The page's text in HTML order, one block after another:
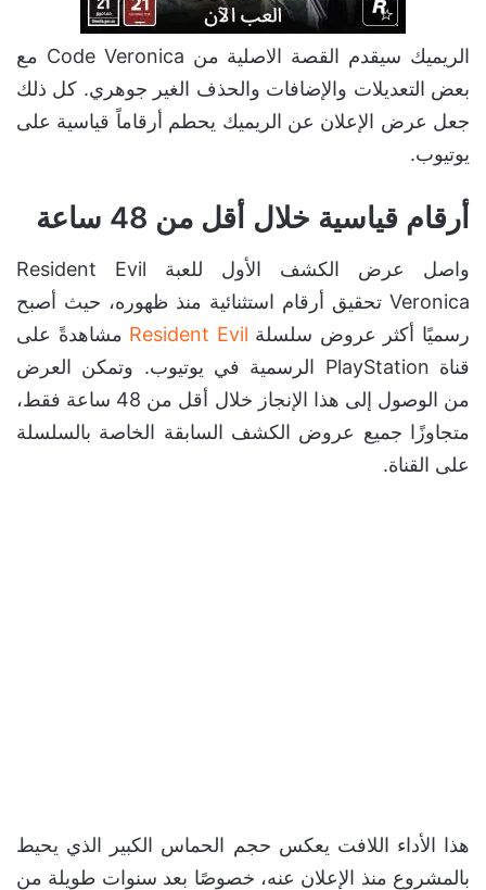
الريميك سيقدم القصة الاصلية من Code Veronica مع
بعض التعديلات والإضافات والحذف الغير جوهري. كل ذلك
جعل عرض الإعلان عن الريميك يحطم أرقاماً قياسية على
يوتيوب.
أرقام قياسية خلال أقل من 48 ساعة
واصل عرض الكشف الأول للعبة Resident Evil
Veronica تحقيق أرقام استثنائية منذ ظهوره، حيث أصبح
رسميًا أكثر عروض سلسلة Resident Evil مشاهدةً على
قناة PlayStation الرسمية في يوتيوب. وتمكن العرض
من الوصول إلى هذا الإنجاز خلال أقل من 48 ساعة فقط،
متجاوزًا جميع عروض الكشف السابقة الخاصة بالسلسلة
على القناة.
هذا الأداء اللافت يعكس حجم الحماس الكبير الذي يحيط
بالمشروع منذ الإعلان عنه، خصوصًا بعد سنوات طويلة من